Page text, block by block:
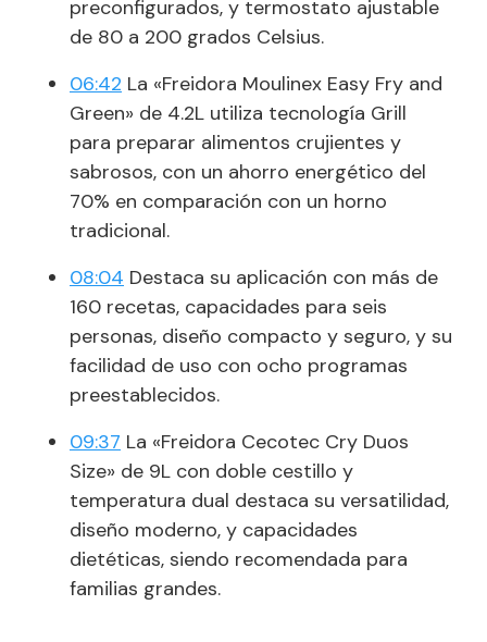
preconfigurados, y termostato ajustable
de 80 a 200 grados Celsius.
06:42 La «Freidora Moulinex Easy Fry and
Green» de 4.2L utiliza tecnología Grill
para preparar alimentos crujientes y
sabrosos, con un ahorro energético del
70% en comparación con un horno
tradicional.
08:04 Destaca su aplicación con más de
160 recetas, capacidades para seis
personas, diseño compacto y seguro, y su
facilidad de uso con ocho programas
preestablecidos.
09:37 La «Freidora Cecotec Cry Duos
Size» de 9L con doble cestillo y
temperatura dual destaca su versatilidad,
diseño moderno, y capacidades
dietéticas, siendo recomendada para
familias grandes.